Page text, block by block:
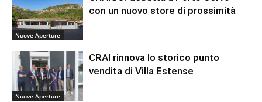
Nuove Aperture
con un nuovo store di prossimità
Nuove Aperture
CRAI rinnova lo storico punto
vendita di Villa Estense